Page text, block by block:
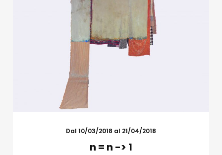
Dal 10/03/2018 al 21/04/2018
n = n -> 1